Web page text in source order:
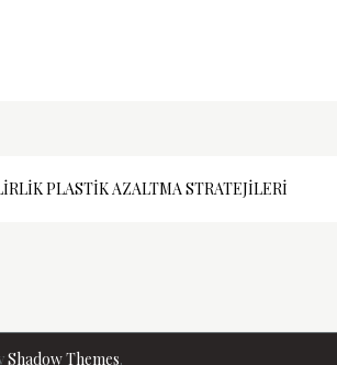
PLASTIK AZALTMA STRATEJILERI
Shadow Themes.